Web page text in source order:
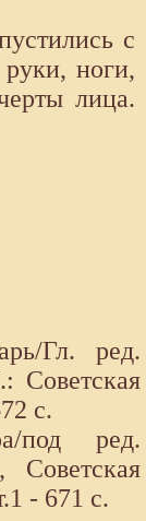
с
ноги,
лица.
Гл. ред.
с.
под ред.
- 671 с.